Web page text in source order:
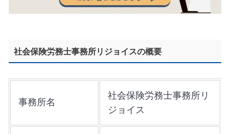
社会保険労務士事務所リジョイスの概要
事務所名
社会保険労務士事務所リ
ジョイス